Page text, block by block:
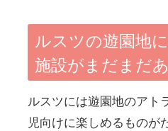
ルスツの遊園地
施設がまだまだ
ルスツには遊園地のアト
児向けに楽しめるものが